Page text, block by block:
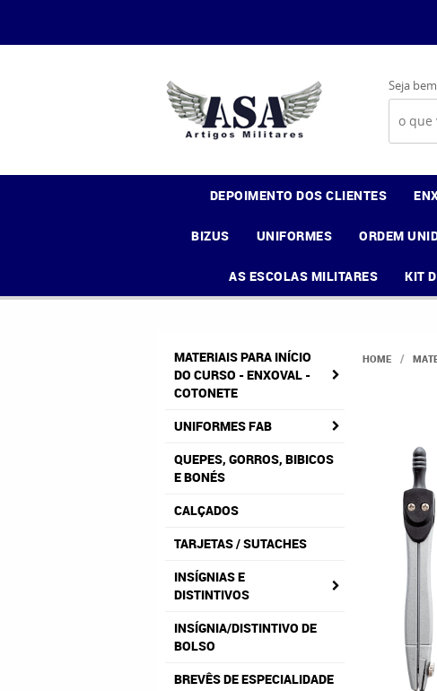
Seja
DEPOIMENTO DOS CLIENTES
BIZUS UNIFORMES ORDEM
AS ESCOLAS MILITARES KIT
MATERIAIS PARA INÍCIO
DO CURSO - ENXOVAL -
COTONETE
UNIFORMES FAB
QUEPES, GORROS, BIBICOS
E BONÉS
CALÇADOS
TARJETAS / SUTACHES
INSÍGNIAS E
DISTINTIVOS
INSÍGNIA/DISTINTIVO DE
BOLSO
BREVÊS DE ESPECIALIDADE
HOME